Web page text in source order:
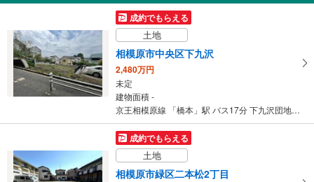
4,480万円
2LDK＋S
建物面積 90.67m
横浜線 「橋本」駅 徒歩24分
成約でもらえる
土地
相模原市中央区下九沢
2,480万円
未定
建物面積 -
京王相模原線 「橋本」駅 バス17分 下九沢団地 バス停下車 徒歩5分
成約でもらえる
土地
相模原市緑区二本松2丁目